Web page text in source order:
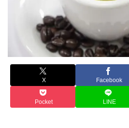
X Facebook
Pocket LINE